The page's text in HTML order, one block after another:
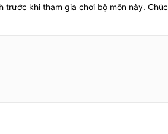
khi tham gia chơi bộ môn này. Chúc